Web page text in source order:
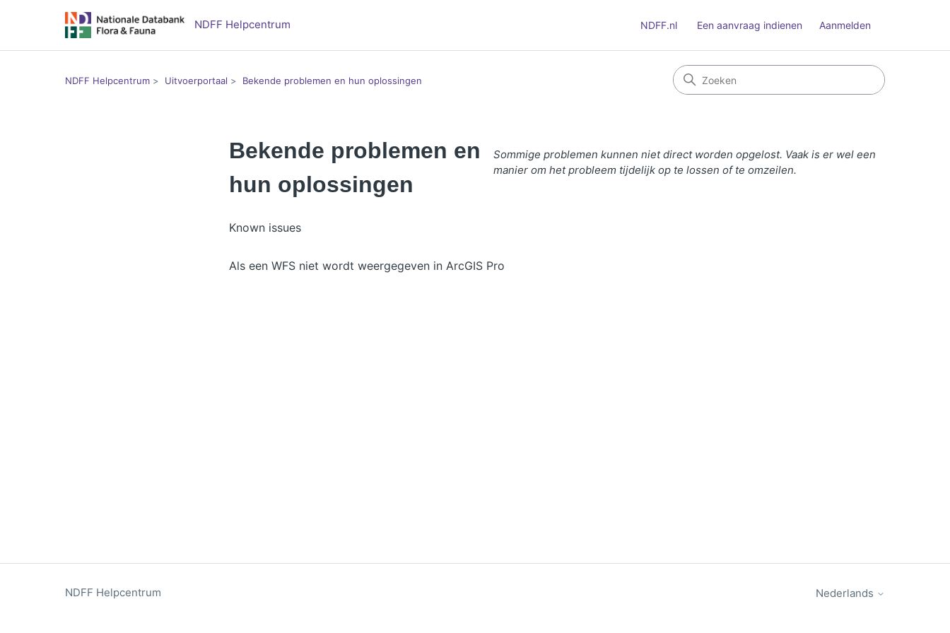
NDFF Helpcentrum NDFF.nl Een aanvraag indienen Aanmelden
NDFF Helpcentrum Uitvoerportaal Bekende problemen en hun oplossingen
Bekende problemen en
hun oplossingen
Sommige problemen kunnen niet direct worden opgelost. Vaak is er wel een
manier om het probleem tijdelijk op te lossen of te omzeilen.
Known issues
Als een WFS niet wordt weergegeven in ArcGIS Pro
NDFF Helpcentrum Nederlands